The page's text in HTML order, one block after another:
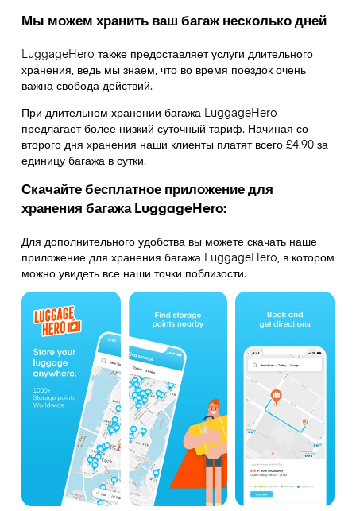
Мы можем хранить ваш багаж несколько дней
LuggageHero также предоставляет услуги длительного
хранения, ведь мы знаем, что во время поездок очень
важна свобода действий.
При длительном хранении багажа LuggageHero
предлагает более низкий суточный тариф. Начиная со
второго дня хранения наши клиенты платят всего £4.90 за
единицу багажа в сутки.
Скачайте бесплатное приложение для
хранения багажа LuggageHero:
Для дополнительного удобства вы можете скачать наше
приложение для хранения багажа LuggageHero, в котором
можно увидеть все наши точки поблизости.